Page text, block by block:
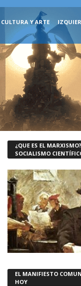
CULTURA Y ARTE
¿QUE ES EL
SOCIALISMO
EL MANIFIESTO
HOY